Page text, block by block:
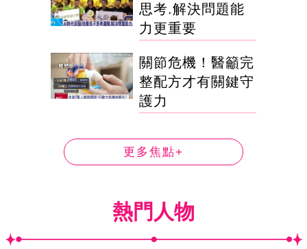
思考.解決問題能
力更重要
關節危機！醫籲完
整配方才有關鍵守
護力
更多焦點+
熱門人物